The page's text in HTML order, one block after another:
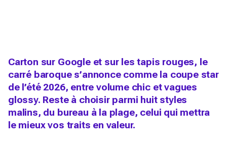
Carton sur Google et sur les tapis rouges, le
carré baroque s’annonce comme la coupe star
de l’été 2026, entre volume chic et vagues
glossy. Reste à choisir parmi huit styles
malins, du bureau à la plage, celui qui mettra
le mieux vos traits en valeur.